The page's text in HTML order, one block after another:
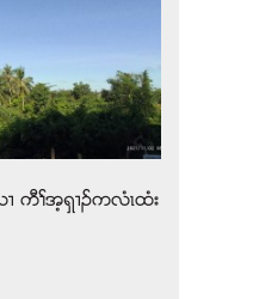
႕ ကီႈအ့ရွ႕ဥကလံၚထံး